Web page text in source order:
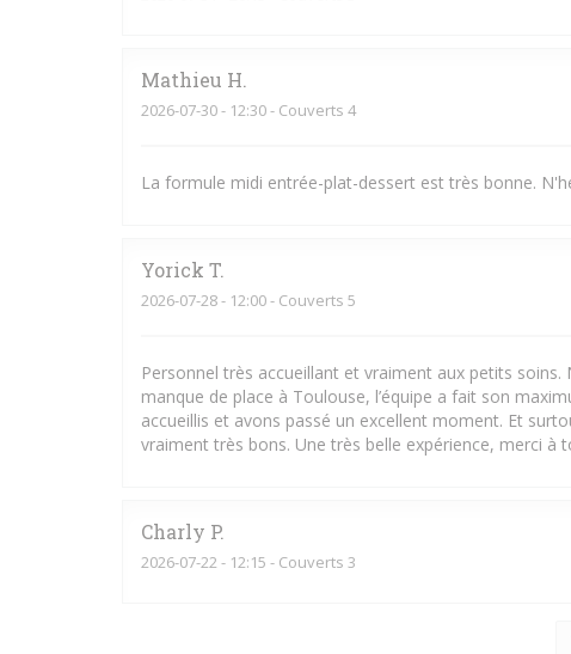
Mathieu H
2026-07-30- 12:30 - Couverts 4
La formule midi entrée-plat-dessert est très bonne.
Yorick T
2026-07-28- 12:00 - Couverts 5
Personnel très accueillant et vraiment aux petits
manque de place à Toulouse, l’équipe a fait son
accueillis et avons passé un excellent moment. Et
vraiment très bons. Une très belle expérience, merci à
Charly P
2026-07-22 - 12:15 - Couverts 3